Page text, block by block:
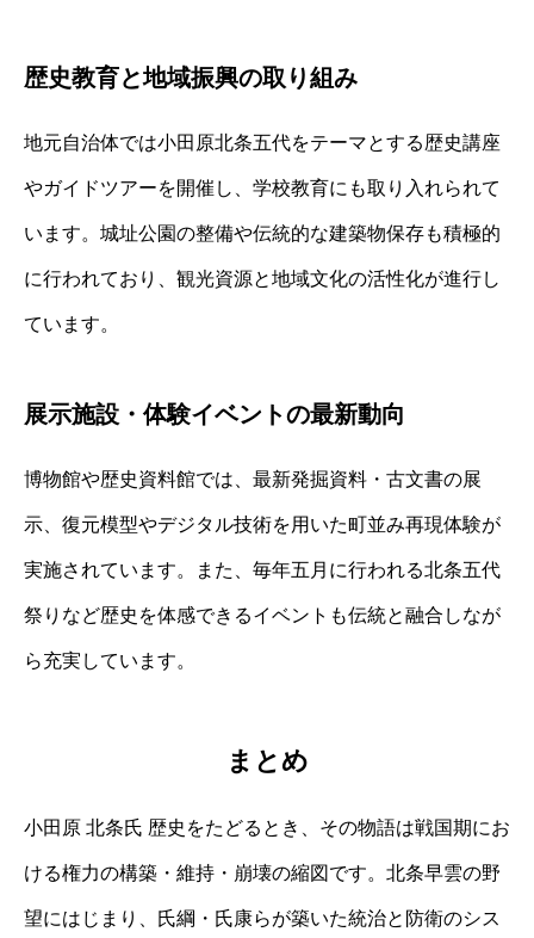
歴史教育と地域振興の取り組み
地元自治体では小田原北条五代をテーマとする歴史講座
やガイドツアーを開催し、学校教育にも取り入れられて
います。城址公園の整備や伝統的な建築物保存も積極的
に行われており、観光資源と地域文化の活性化が進行し
ています。
展示施設・体験イベントの最新動向
博物館や歴史資料館では、最新発掘資料・古文書の展
示、復元模型やデジタル技術を用いた町並み再現体験が
実施されています。また、毎年五月に行われる北条五代
祭りなど歴史を体感できるイベントも伝統と融合しなが
ら充実しています。
まとめ
小田原 北条氏 歴史をたどるとき、その物語は戦国期にお
ける権力の構築・維持・崩壊の縮図です。北条早雲の野
望にはじまり、氏綱・氏康らが築いた統治と防衛のシス